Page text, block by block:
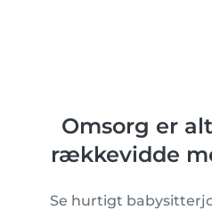
Omsorg er
rækkevidde
Se hurtigt